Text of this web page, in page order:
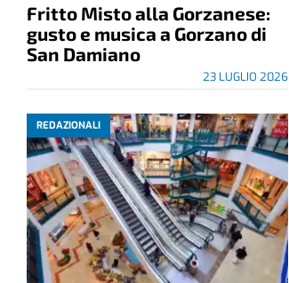
Fritto Misto alla Gorzanese:
gusto e musica a Gorzano di
San Damiano
23 LUGLIO 2026
REDAZIONALI